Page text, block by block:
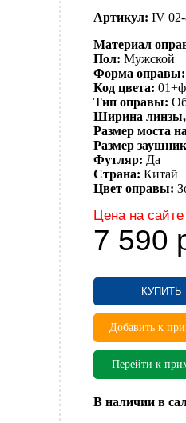
Артикул: IV
Материал
Пол: Мужской
Форма оправы:
Код цвета: 01+ф
Тип оправы:
Ширина
Размер моста
Размер
Футляр: Да
Страна: Китай
Цвет оправы:
Цена на сайте
7 590
КУПИТЬ
Добавить к
Перейти к
В наличии в